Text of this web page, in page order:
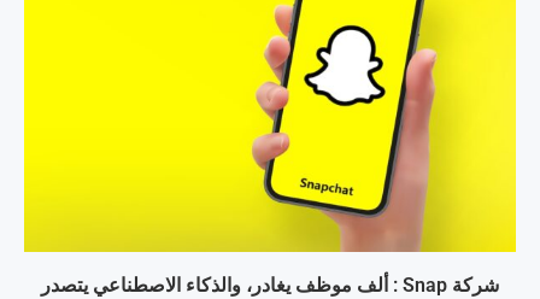
شركة Snap : ألف موظف يغادر، والذكاء الاصطناعي يتصدر